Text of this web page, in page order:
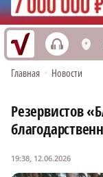
h L
Главная • Новости
Резервистов
19:38, 12.06.2026